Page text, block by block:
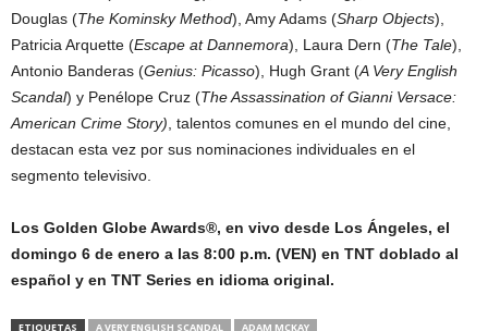
Douglas (The Kominsky Method), Amy Adams (Sharp Objects),
Patricia Arquette (Escape at Dannemora), Laura Dern (The Tale),
Antonio Banderas (Genius: Picasso), Hugh Grant (A Very English
Scandal) y Penélope Cruz (The Assassination of Gianni Versace:
American Crime Story) , talentos comunes en el mundo del cine,
destacan esta vez por sus nominaciones individuales en el
segmento televisivo.
Los Golden Globe Awards®, en vivo desde Los Ángeles, el
domingo 6 de enero a las 8:00 p.m. (VEN) en TNT doblado al
español y en TNT Series en idioma original.
ETIQUETAS A VERY ENGLISH SCANDAL
ADAM MCKAY